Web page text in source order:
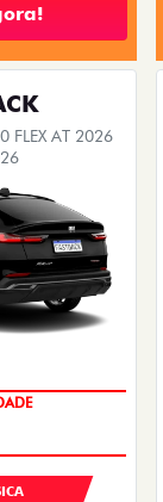
FLEX AT 2026